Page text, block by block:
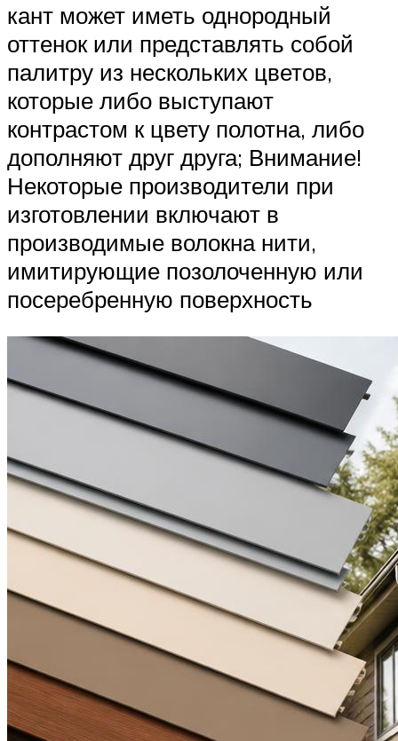
кант может иметь однородный
оттенок или представлять собой
палитру из нескольких цветов,
которые либо выступают
контрастом к цвету полотна, либо
дополняют друг друга; Внимание!
Некоторые производители при
изготовлении включают в
производимые волокна нити,
имитирующие позолоченную или
посеребренную поверхность